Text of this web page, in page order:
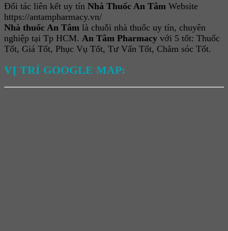
Đối tác liên kết uy tín Nhà Thuốc An Tâm Website
https://antampharmacy.vn/
Nhà thuốc An Tâm là chuỗi nhà thuốc uy tín, chuyên
nghiệp tại Tp HCM. An Tâm Pharmacy với 5 tốt: Thuốc
Tốt, Giá Tốt, Phục Vụ Tốt, Tư Vấn Tốt, Chăm sóc Tốt.
VỊ TRÍ GOOGLE MAP: